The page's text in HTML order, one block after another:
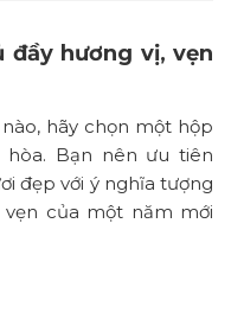
đầy hương vị, vẹn
hãy chọn một hộp
hòa. Bạn nên ưu tiên
đẹp với ý nghĩa tượng
của một năm mới